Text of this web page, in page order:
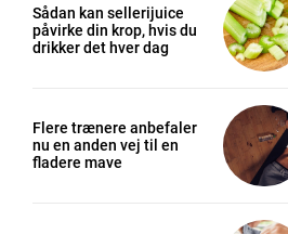
Sådan kan sellerijuice
påvirke din krop, hvis du
drikker det hver dag
Flere trænere anbefaler
nu en anden vej til en
fladere mave